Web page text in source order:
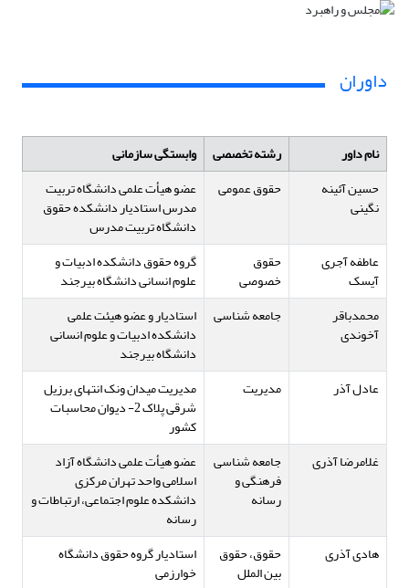
داوران
نام داور رشته تخصصی
وابستگی سازمانی
حسین آئینه
نگینی
حقوق عمومی عضو هیأت علمی دانشگاه تربیت
مدرس استادیار دانشکده حقوق
دانشگاه تربیت مدرس
عاطفه آجری
آیسک
حقوق
خصوصی
گروه حقوق دانشکده ادبیات و
علوم انسانی دانشگاه بیرجند
محمدباقر
آخوندی
جامعه شناسی استادیار و عضو هیئت علمی
دانشکده ادبیات و علوم انسانی
دانشگاه بیرجند
عادل آذر
مدیریت مدیریت میدان ونک انتهای برزیل
شرقی پلاک 2- دیوان محاسبات
کشور
غلامرضا آذری
جامعه شناسی
فرهنگی و
رسانه
عضو هیأت علمی دانشگاه آزاد
اسلامی واحد تهران مرکزی
دانشکده علوم اجتماعی، ارتباطات و
رسانه
هادی آذری
حقوق، حقوق
بین الملل
استادیار گروه حقوق دانشگاه
خوارزمی